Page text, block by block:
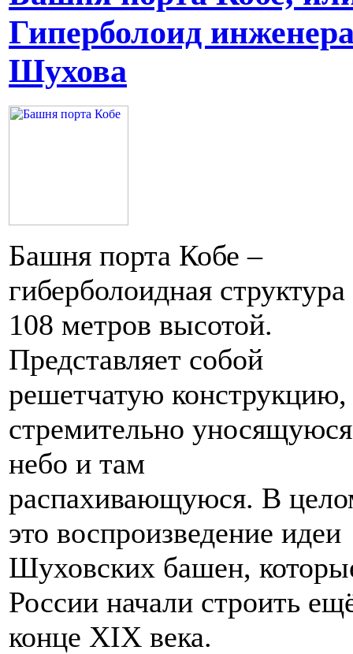
Гиперболоид
Шухова
Башня порта Кобе –
гиберболоидная структура
108 метров высотой.
Представляет собой
решетчатую конструкцию,
стремительно
небо и там
распахивающуюся. В
это воспроизведение идеи
Шуховских башен,
России начали строить
конце XIX века.